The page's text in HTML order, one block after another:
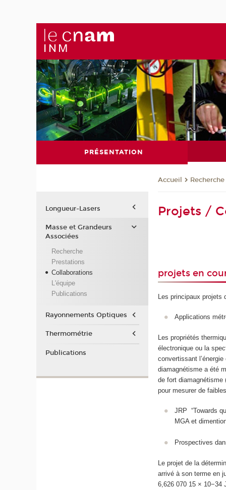
PRÉSENTATION
Accueil Recherche
Projets /
projets en
Les principaux
Applications
Les propriétés
électronique ou la
convertissant
diamagnétisme a été
de fort diamagnétisme
pour mesurer de
JRP “Towards
MGA et
Prospectives
Le projet de la
arrivé à son terme en
6,626 070 15 × 10−34
Longueur-Lasers
Masse et Grandeurs
Associées
Recherche
Prestations
Collaborations
L'équipe
Publications
Rayonnements Optiques
Thermométrie
Publications